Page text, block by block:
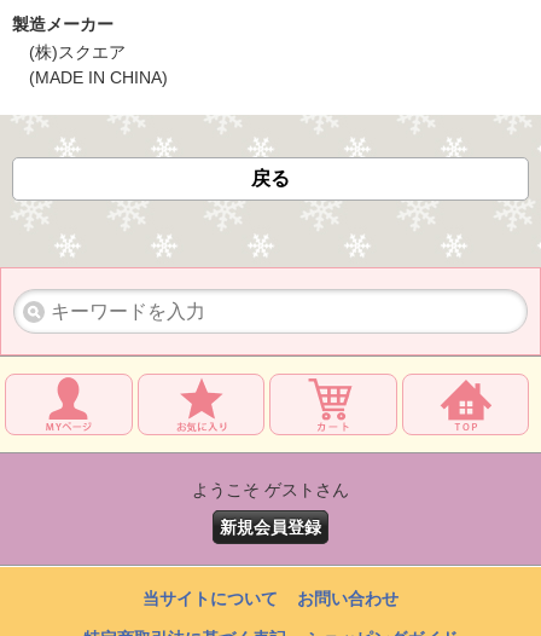
製造メーカー
(株)スクエア
(MADE IN CHINA)
戻る
ようこそ ゲストさん
新規会員登録
当サイトについて お問い合わせ